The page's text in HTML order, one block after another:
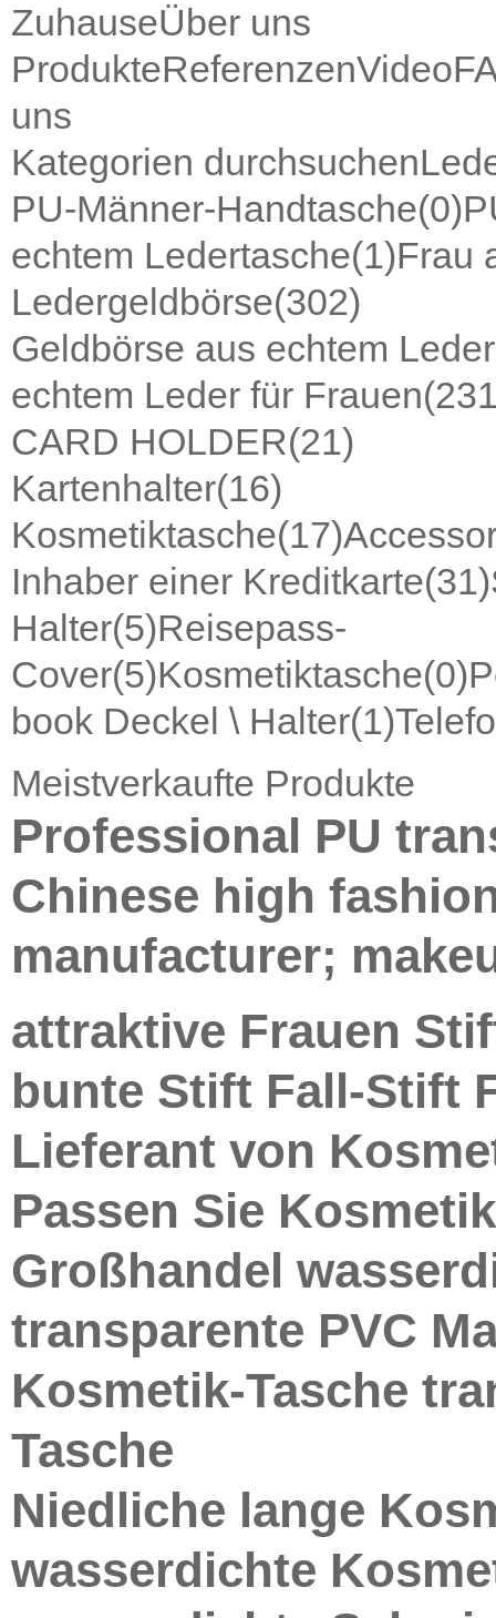
ZuhauseÜber uns
ProdukteReferenzenVideo
uns
Kategorien durchsuchen
PU-Männer-Handtasche(0)
echtem Ledertasche(1)Frau
Ledergeldbörse(302)
Geldbörse aus echtem
echtem Leder für Frauen
CARD HOLDER(21)
Kartenhalter(16)
Kosmetiktasche(17)
Inhaber einer Kreditkarte(31)
Halter(5)Reisepass-
Cover(5)Kosmetiktasche(0)
book Deckel \ Halter(1)
Meistverkaufte Produkte
Professional PU
Chinese high
manufacturer;
attraktive Frauen
bunte Stift Fall-Stift
Lieferant von
Passen Sie
Großhandel
transparente PVC
Kosmetik-Tasche
Tasche
Niedliche lange
wasserdichte